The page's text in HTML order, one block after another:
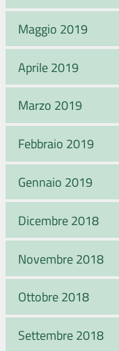
Maggio 2019
Aprile 2019
Marzo 2019
Febbraio 2019
Gennaio 2019
Dicembre 2018
Novembre 2018
Ottobre 2018
Settembre 2018